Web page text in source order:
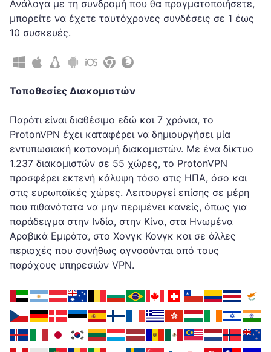
Ανάλογα με τη συνδρομή που θα πραγματοποιήσετε,
μπορείτε να έχετε ταυτόχρονες συνδέσεις σε 1 έως
10 συσκευές.
Τοποθεσίες Διακομιστών
Παρότι είναι διαθέσιμο εδώ και 7 χρόνια, το
ProtonVPN έχει καταφέρει να δημιουργήσει μία
εντυπωσιακή κατανομή διακομιστών. Με ένα δίκτυο
1.237 διακομιστών σε 55 χώρες, το ProtonVPN
προσφέρει εκτενή κάλυψη τόσο στις ΗΠΑ, όσο και
στις ευρωπαϊκές χώρες. Λειτουργεί επίσης σε μέρη
που πιθανότατα να μην περιμένει κανείς, όπως για
παράδειγμα στην Ινδία, στην Κίνα, στα Ηνωμένα
Αραβικά Εμιράτα, στο Χονγκ Κονγκ και σε άλλες
περιοχές που συνήθως αγνοούνται από τους
παρόχους υπηρεσιών VPN.